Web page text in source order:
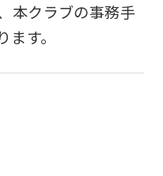
本クラブの事務手
す。